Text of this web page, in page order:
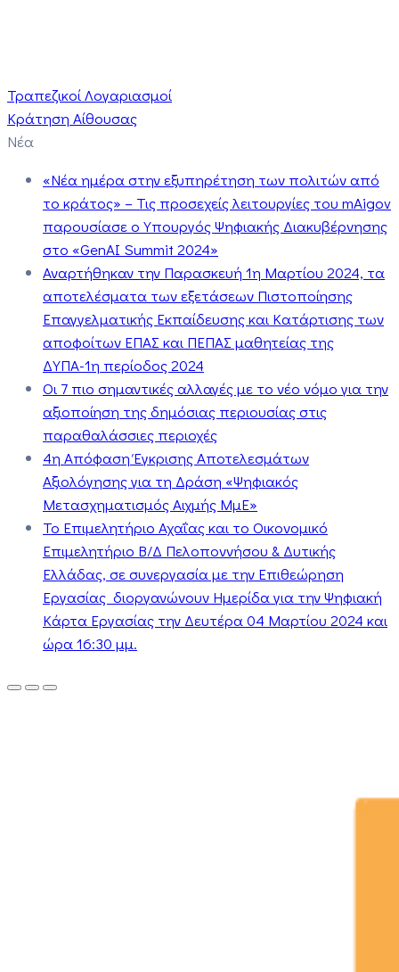
Τραπεζικοί Λογαριασμοί
Κράτηση Αίθουσας
Νέα
«Νέα ημέρα στην εξυπηρέτηση των πολιτών από
το κράτος» – Τις προσεχείς λειτουργίες του mAigov
παρουσίασε ο Υπουργός Ψηφιακής Διακυβέρνησης
στο «GenAI Summit 2024»
Αναρτήθηκαν την Παρασκευή 1η Μαρτίου 2024, τα
αποτελέσματα των εξετάσεων Πιστοποίησης
Επαγγελματικής Εκπαίδευσης και Κατάρτισης των
αποφοίτων ΕΠΑΣ και ΠΕΠΑΣ μαθητείας της
ΔΥΠΑ-1η περίοδος 2024
Οι 7 πιο σημαντικές αλλαγές με το νέο νόμο για την
αξιοποίηση της δημόσιας περιουσίας στις
παραθαλάσσιες περιοχές
4η Απόφαση Έγκρισης Αποτελεσμάτων
Αξιολόγησης για τη Δράση «Ψηφιακός
Μετασχηματισμός Αιχμής ΜμΕ»
Το Επιμελητήριο Αχαΐας και το Οικονομικό
Επιμελητήριο Β/Δ Πελοποννήσου & Δυτικής
Ελλάδας, σε συνεργασία με την Επιθεώρηση
Εργασίας διοργανώνουν Ημερίδα για την Ψηφιακή
Κάρτα Εργασίας την Δευτέρα 04 Μαρτίου 2024 και
ώρα 16:30 μμ.